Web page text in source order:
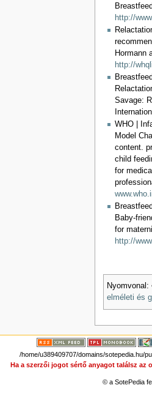
http://
Hormann
http://
Savage:
WHO |
Model
content.
child
for
Baby-
for
http://
Nyomvonal:
elméleti és
/home/u389409707/domains/sotepedia.hu/
Ha a szerzői jogot sértő anyagot találsz
© a SotePedia